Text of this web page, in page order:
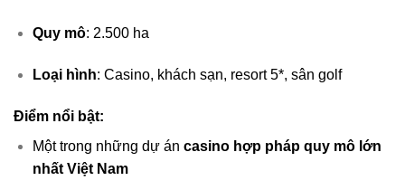
Quy mô: 2.500 ha
Loại hình: Casino, khách sạn, resort 5*, sân golf
Điểm nổi bật:
Một trong những dự án casino hợp pháp quy mô lớn
nhất Việt Nam